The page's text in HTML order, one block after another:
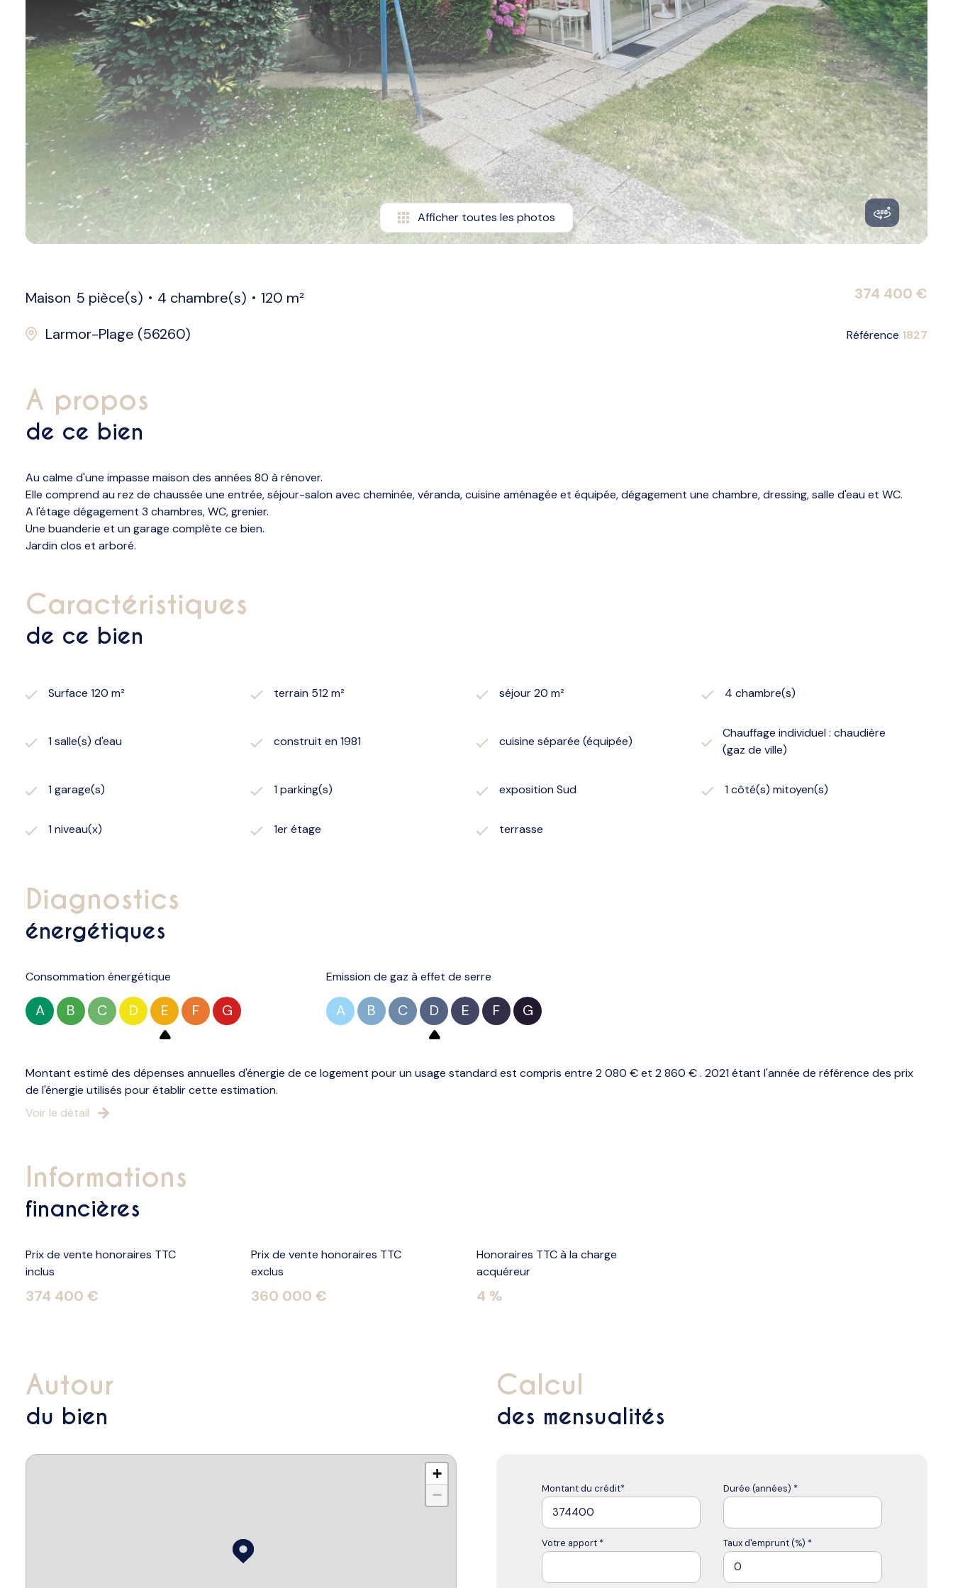
Afficher toutes les photos
Maison 5 pièce(s) 4 chambre(s)
120 m²
Larmor-Plage (56260)
374 400 €
Référence 1827
a propos
de ce bien
Au calme d'une impasse maison des années 80 à rénover.
Elle comprend au rez de chaussée une entrée, séjour-salon avec cheminée, véranda, cuisine aménagée et équipée, dégagement une chambre, dressing, salle d'eau et WC.
A l'étage dégagement 3 chambres, WC, grenier.
Une buanderie et un garage complète ce bien.
Jardin clos et arboré.
caractéristiques
de ce bien
Surface 120 m² terrain 512 m² séjour 20 m² 4 chambre(s)
1 salle(s) d'eau construit en 1981 cuisine séparée (équipée)
Chauffage individuel : chaudière
(gaz de ville)
1 garage(s) 1 parking(s) exposition Sud 1 côté(s) mitoyen(s)
1 niveau(x) 1er étage terrasse
diagnostics
énergétiques
Consommation énergétique
A B C D E F G
Emission de gaz à effet de serre
A B C D E F G
Montant estimé des dépenses annuelles d'énergie de ce logement pour un usage standard est compris entre 2 080 € et 2 860 € . 2021 étant l'année de référence des prix
de l'énergie utilisés pour établir cette estimation.
Voir le détail
informations
financières
Prix de vente honoraires TTC
inclus
374 400 €
Prix de vente honoraires TTC
exclus
360 000 €
Honoraires TTC à la charge
acquéreur
4 %
autour
du bien
+
−
calcul
des mensualités
Montant du crédit* Durée (années) *
Votre apport * Taux d'emprunt (%) *